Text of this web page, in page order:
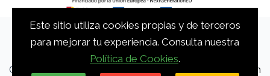
Este sitio utiliza cookies propias y de terceros
para mejorar tu experiencia. Consulta nuestra
Política de Cookies.
Copyright © 2026 - AMYC Corporation by applicats.com